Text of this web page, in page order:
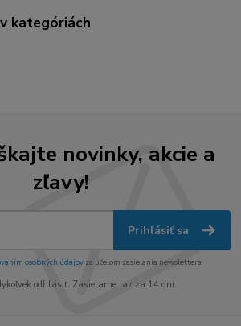
kategóriách
novinky, akcie a
zľavy!
Prihlásiť sa
osobných údajov za účelom zasielania newslettera.
odhlásiť. Zasielame raz za 14 dní.